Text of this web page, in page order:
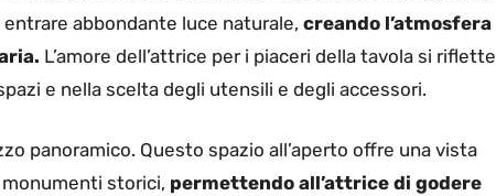
abbondante luce naturale, creando l’atmosfera
L’amore dell’attrice per i piaceri della tavola si riflette
e nella scelta degli utensili e degli accessori.
panoramico. Questo spazio all’aperto offre una vista
storici, permettendo all’attrice di godere